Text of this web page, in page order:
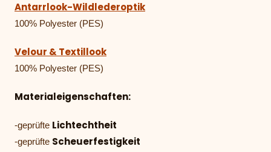
Antarrlook-Wildlederoptik
100% Polyester (PES)
Velour & Textillook
100% Polyester (PES)
Materialeigenschaften:
-geprüfte Lichtechtheit
-geprüfte Scheuerfestigkeit